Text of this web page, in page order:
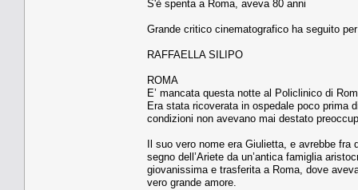
S'è spenta a Roma, aveva 80 anni
Grande critico cinematografico ha seguito
RAFFAELLA SILIPO
ROMA
E’ mancata questa notte al Policlinico di
Era stata ricoverata in ospedale poco prima
condizioni non avevano mai destato
Il suo vero nome era Giulietta, e avrebbe fra
segno dell’Ariete da un’antica famiglia
giovanissima e trasferita a Roma, dove
vero grande amore.